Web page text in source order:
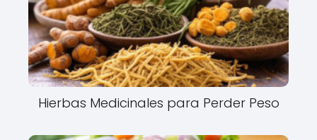
Hierbas Medicinales para Perder Peso